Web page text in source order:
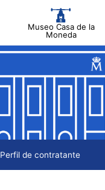
Museo Casa de la
Moneda
Perfil de contratante